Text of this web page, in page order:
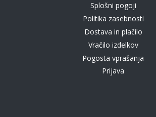
Splošni pogoji
Politika zasebnosti
Dostava in plačilo
Vračilo izdelkov
Pogosta vprašanja
Prijava